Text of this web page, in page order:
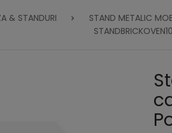
& STANDURI
STAND METALIC